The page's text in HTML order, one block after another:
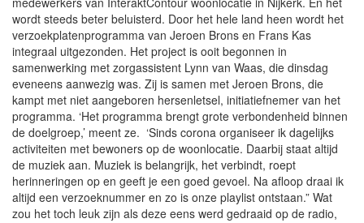
wordt steeds beter beluisterd. Door het hele land heen wordt het
verzoekplatenprogramma van Jeroen Brons en Frans Kas
integraal uitgezonden. Het project is ooit begonnen in
samenwerking met zorgassistent Lynn van Waas, die dinsdag
eveneens aanwezig was. Zij is samen met Jeroen Brons, die
kampt met niet aangeboren hersenletsel, initiatiefnemer van het
programma. ‘Het programma brengt grote verbondenheid binnen
de doelgroep,’ meent ze. ‘Sinds corona organiseer ik dagelijks
activiteiten met bewoners op de woonlocatie. Daarbij staat altijd
de muziek aan. Muziek is belangrijk, het verbindt, roept
herinneringen op en geeft je een goed gevoel. Na afloop draai ik
altijd een verzoeknummer en zo is onze playlist ontstaan.” Wat
zou het toch leuk zijn als deze eens werd gedraaid op de radio,